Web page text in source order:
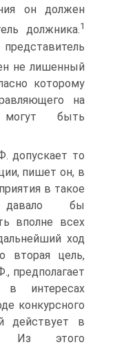
он должен
должника.1
не лишенный
которому
на
могут быть
допускает то
пишет он, в
в такое
давало бы
вполне всех
ход
вторая цель,
предполагает
в интересах
конкурсного
действует в
Из этого